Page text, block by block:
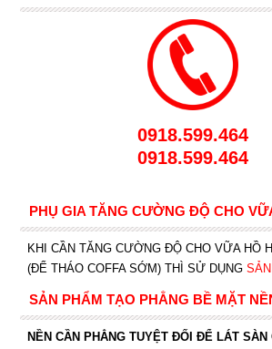
0918.599.464
0918.599.464
PHỤ GIA TĂNG CƯỜNG ĐỘ CHO
KHI CẦN TĂNG CƯỜNG ĐỘ CHO VỮA HỒ
(ĐỂ THÁO COFFA SỚM) THÌ SỬ DỤNG
SẢN PHẨM TẠO PHẲNG BỀ MẶT
NỀN CẦN PHẲNG TUYỆT ĐỐI ĐỂ LÁT SÀN